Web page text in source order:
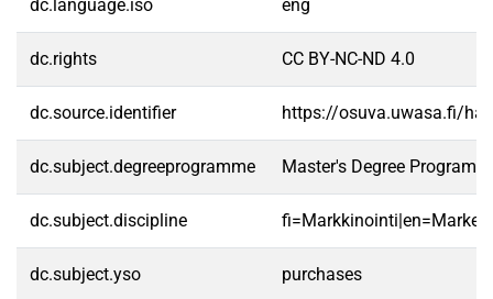
dc.language.iso eng
dc.rights CC BY-NC-ND 4.0
dc.source.identifier https://osuva.uwasa.fi/
dc.subject.degreeprogramme Master's Degree
dc.subject.discipline
dc.subject.yso purchases